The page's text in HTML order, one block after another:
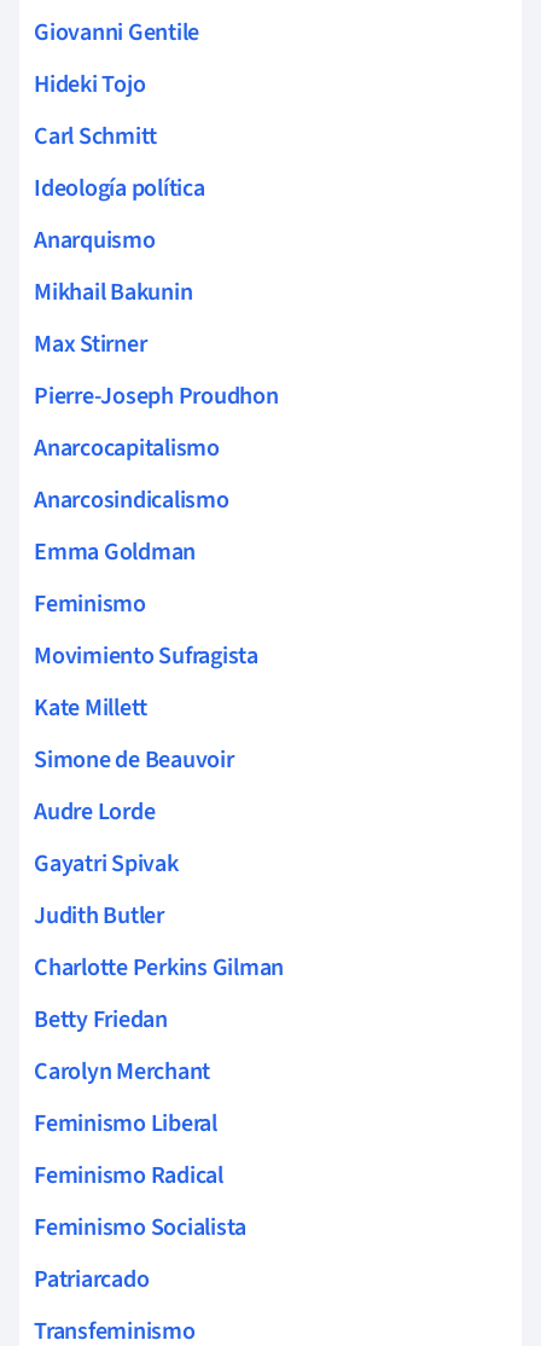
Giovanni Gentile
Hideki Tojo
Carl Schmitt
Ideología política
Anarquismo
Mikhail Bakunin
Max Stirner
Pierre-Joseph Proudhon
Anarcocapitalismo
Anarcosindicalismo
Emma Goldman
Feminismo
Movimiento Sufragista
Kate Millett
Simone de Beauvoir
Audre Lorde
Gayatri Spivak
Judith Butler
Charlotte Perkins Gilman
Betty Friedan
Carolyn Merchant
Feminismo Liberal
Feminismo Radical
Feminismo Socialista
Patriarcado
Transfeminismo